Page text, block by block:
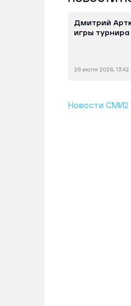
Дмитрий
игры
26 июля 2026, 13:42
Новости СМИ2